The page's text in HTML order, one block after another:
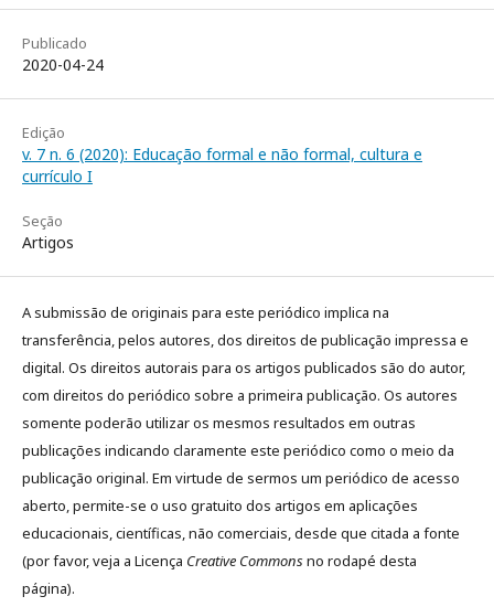
Publicado
2020-04-24
Edição
v. 7 n. 6 (2020): Educação formal e não formal, cultura e
currículo I
Seção
Artigos
A submissão de originais para este periódico implica na
transferência, pelos autores, dos direitos de publicação impressa e
digital. Os direitos autorais para os artigos publicados são do autor,
com direitos do periódico sobre a primeira publicação. Os autores
somente poderão utilizar os mesmos resultados em outras
publicações indicando claramente este periódico como o meio da
publicação original. Em virtude de sermos um periódico de acesso
aberto, permite-se o uso gratuito dos artigos em aplicações
educacionais, científicas, não comerciais, desde que citada a fonte
(por favor, veja a Licença Creative Commonsno rodapé desta
página).